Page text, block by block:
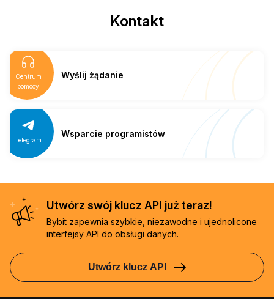
Kontakt
Centrum
pomocy
Wyślij żądanie
Telegram
Wsparcie programistów
Utwórz swój klucz API już teraz!
Bybit zapewnia szybkie, niezawodne i ujednolicone
interfejsy API do obsługi danych.
Utwórz klucz API